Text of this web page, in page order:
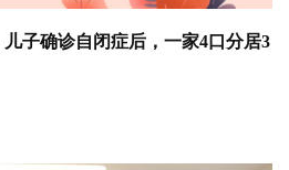
子确诊自闭症后，一家4口分居3